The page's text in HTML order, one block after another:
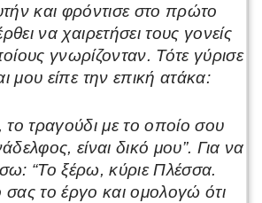
και φρόντισε στο πρώτο
να χαιρετήσει τους γονείς
γνωρίζονταν. Τότε γύρισε
μου είπε την επική ατάκα:
το τραγούδι με το οποίο σου
είναι δικό μου”. Για να
“Το ξέρω, κύριε Πλέσσα.
το έργο και ομολογώ ότι